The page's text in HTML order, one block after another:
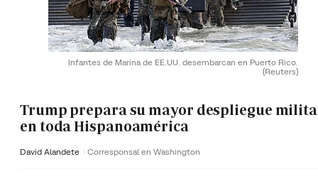
Infantes de Marina de EE.UU. desembarcan en Puerto Rico.
(Reuters)
Trump prepara su mayor despliegue
en toda Hispanoamérica
David Alandete Corresponsal en Washington